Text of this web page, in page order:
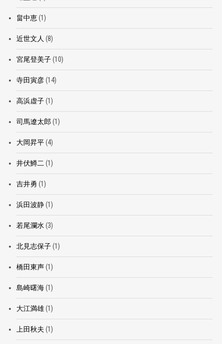
畠中恵(1)
近世文人 (8)
宮尾登美子(10)
寺田寅彦(14)
高浜虚子(1)
司馬遼太郎 (1)
大岡昇平(4)
井伏鱒二 (1)
吉井勇 (1)
浜田波静(1)
若尾瀾水 (3)
北見志保子(1)
橋田東声(1)
島崎曙海(1)
大江満雄(1)
上田秋夫 (1)